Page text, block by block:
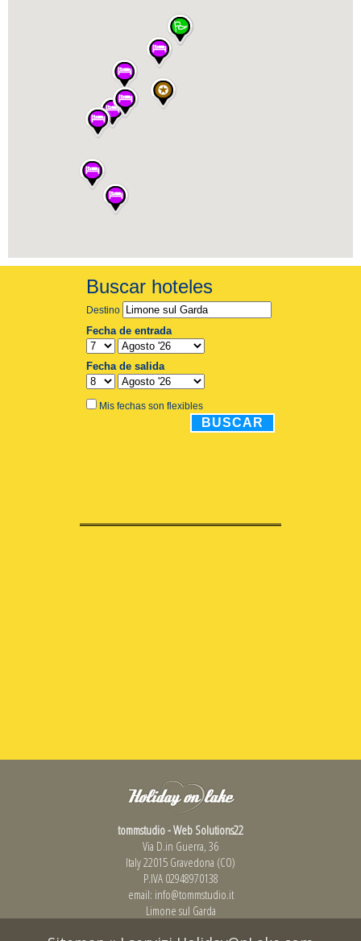
tommstudio - Web Solutions22
Via D.in Guerra, 36
Italy 22015 Gravedona (CO)
P.IVA 02948970138
email: info@tommstudio.it
Limone sul Garda